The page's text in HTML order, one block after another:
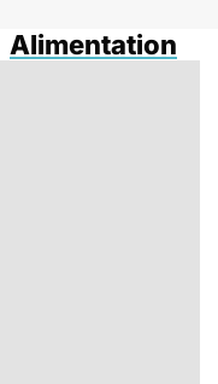
Alimentation